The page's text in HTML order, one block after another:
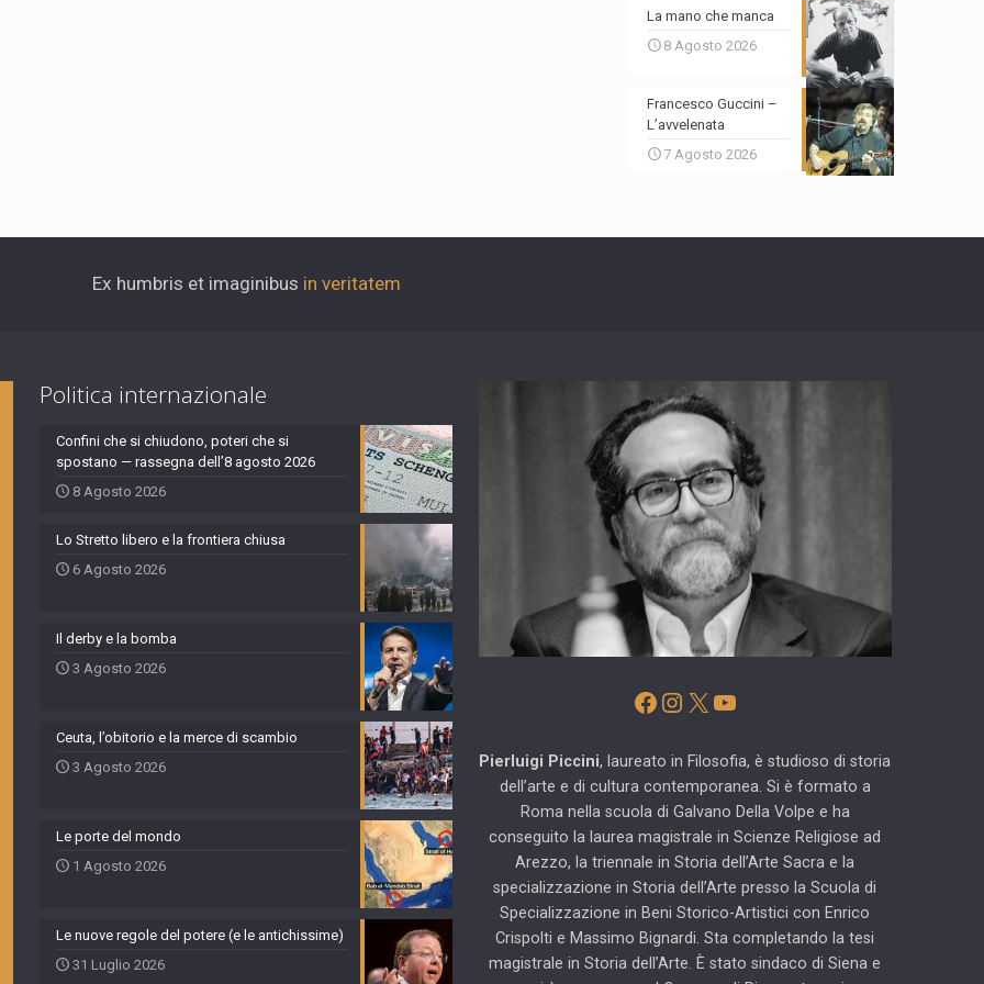
La mano che manca
8 Agosto 2026
Francesco Guccini –
L’avvelenata
7 Agosto 2026
Ex humbris et imaginibus in veritatem
Politica internazionale
Confini che si chiudono, poteri che si
spostano — rassegna dell’8 agosto 2026
8 Agosto 2026
Lo Stretto libero e la frontiera chiusa
6 Agosto 2026
Il derby e la bomba
3 Agosto 2026
Ceuta, l’obitorio e la merce di scambio
3 Agosto 2026
Le porte del mondo
1 Agosto 2026
Le nuove regole del potere (e le antichissime)
31 Luglio 2026
Facebook
Instagram
X YouTube
Pierluigi Piccini, laureato in Filosofia, è studioso di storia
dell’arte e di cultura contemporanea. Si è formato a
Roma nella scuola di Galvano Della Volpe e ha
conseguito la laurea magistrale in Scienze Religiose ad
Arezzo, la triennale in Storia dell’Arte Sacra e la
specializzazione in Storia dell’Arte presso la Scuola di
Specializzazione in Beni Storico-Artistici con Enrico
Crispolti e Massimo Bignardi. Sta completando la tesi
magistrale in Storia dell’Arte. È stato sindaco di Siena e